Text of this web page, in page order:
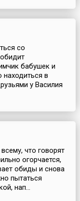
со
бабушек и
в
у Василия
что говорят
огорчается,
обиды и снова
пытаться
нап...